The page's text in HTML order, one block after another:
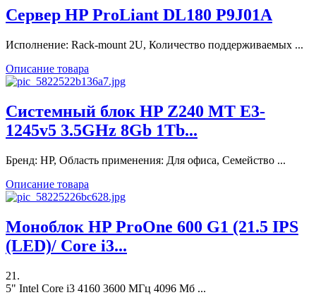
Сервер HP ProLiant DL180 P9J01A
Исполнение: Rack-mount 2U, Количество поддерживаемых ...
Описание товара
Системный блок HP Z240 MT E3-
1245v5 3.5GHz 8Gb 1Tb...
Бренд: HP, Область применения: Для офиса, Семейство ...
Описание товара
Моноблок HP ProOne 600 G1 (21.5 IPS
(LED)/ Core i3...
21.
5" Intel Core i3 4160 3600 МГц 4096 Мб ...